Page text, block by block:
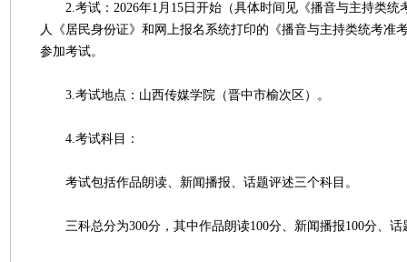
2.考试：2026年1月15日开始（具体时间见《播音与主持类统
人《居民身份证》和网上报名系统打印的《播音与主持类统考准
参加考试。
3.考试地点：山西传媒学院（晋中市榆次区）。
4.考试科目：
考试包括作品朗读、新闻播报、话题评述三个科目。
三科总分为300分，其中作品朗读100分、新闻播报100分、话